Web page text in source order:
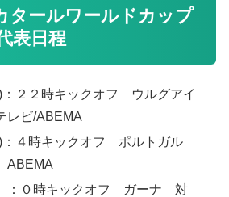
タールワールドカップ
表日程
)：２２時キックオフ ウルグアイ
ビ/ABEMA
)：４時キックオフ ポルトガル
）：０時キックオフ ガーナ 対